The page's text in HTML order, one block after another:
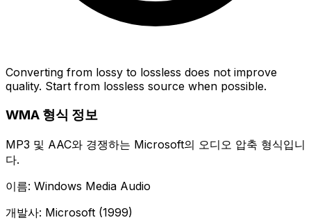
Converting from lossy to lossless does not improve
quality. Start from lossless source when possible.
WMA 형식 정보
MP3 및 AAC와 경쟁하는 Microsoft의 오디오 압축 형식입니
다.
이름: Windows Media Audio
개발사: Microsoft (1999)